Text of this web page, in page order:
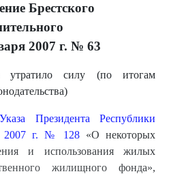
Брестского
2007 г. № 63
утратило силу (по итогам
Указа Президента Республики
2007 г. № 128 «О некоторых
и использования жилых
жилищного фонда»,